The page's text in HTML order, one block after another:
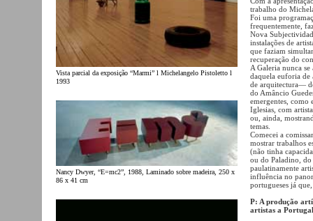
Vista parcial da exposição “Marmi” l Michelangelo Pistoletto l
1993
Nancy Dwyer, “E=mc2”, 1988, Laminado sobre madeira, 250 x
86 x 41 cm
trabalho do
Foi uma
frequentemente,
Nova
instalações de
que faziam
recuperação do
A Galeria nunca
daquela euforia de
de arquitectura—
do Amâncio
emergentes, como
Iglesias, com
ou, ainda,
temas.
Comecei a
mostrar trabalhos
(não tinha
ou do Paladino,
paulatinamente
influência no
portugueses já
P: A produção
artistas a